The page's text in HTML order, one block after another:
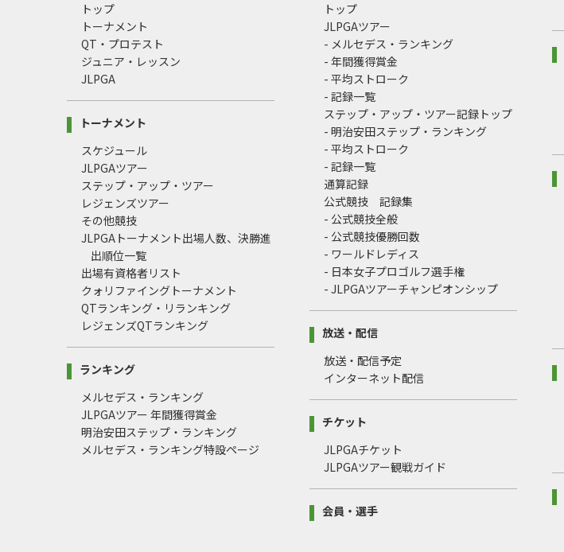
トップ
トーナメント
QT・プロテスト
ジュニア・レッスン
JLPGA
トーナメント
スケジュール
JLPGAツアー
ステップ・アップ・ツアー
レジェンズツアー
その他競技
JLPGAトーナメント出場人数、決勝進
出順位一覧
出場有資格者リスト
クォリファイングトーナメント
QTランキング・リランキング
レジェンズQTランキング
ランキング
メルセデス・ランキング
JLPGAツアー 年間獲得賞金
明治安田ステップ・ランキング
メルセデス・ランキング特設ページ
トップ
JLPGAツアー
- メルセデス・ランキング
- 年間獲得賞金
- 平均ストローク
- 記録一覧
ステップ・アップ・ツアー記録トップ
- 明治安田ステップ・ランキング
- 平均ストローク
- 記録一覧
通算記録
公式競技 記録集
- 公式競技全般
- 公式競技優勝回数
- ワールドレディス
- 日本女子プロゴルフ選手権
- JLPGAツアーチャンピオンシップ
放送・配信
放送・配信予定
インターネット配信
チケット
JLPGAチケット
JLPGAツアー観戦ガイド
会員・選手